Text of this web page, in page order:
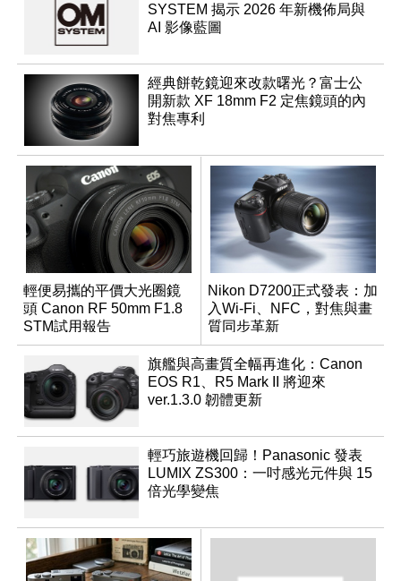
SYSTEM 揭示 2026 年新機佈局與
AI 影像藍圖
經典餅乾鏡迎來改款曙光？富士公
開新款 XF 18mm F2 定焦鏡頭的內
對焦專利
輕便易攜的平價大光圈鏡
頭 Canon RF 50mm F1.8
STM試用報告
Nikon D7200正式發表：加
入Wi-Fi、NFC，對焦與畫
質同步革新
旗艦與高畫質全幅再進化：Canon
EOS R1、R5 Mark II 將迎來
ver.1.3.0 韌體更新
輕巧旅遊機回歸！Panasonic 發表
LUMIX ZS300：一吋感光元件與 15
倍光學變焦